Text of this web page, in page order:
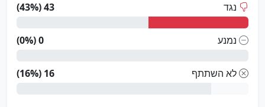
נגד 43 (43%)
נמנע 0 (0%)
לא השתתף 16 (16%)